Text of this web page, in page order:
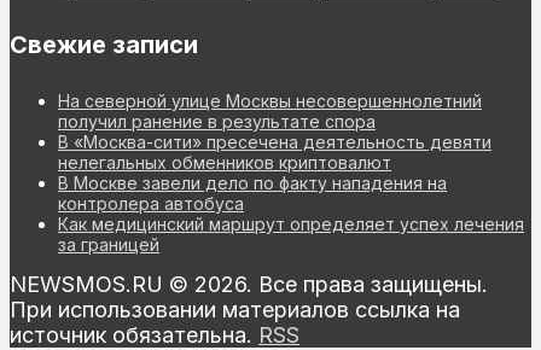
Свежие записи
На северной улице Москвы несовершеннолетний
получил ранение в результате спора
В «Москва-сити» пресечена деятельность девяти
нелегальных обменников криптовалют
В Москве завели дело по факту нападения на
контролера автобуса
Как медицинский маршрут определяет успех лечения
за границей
NEWSMOS.RU © 2026. Все права защищены.
При использовании материалов ссылка на
источник обязательна. RSS